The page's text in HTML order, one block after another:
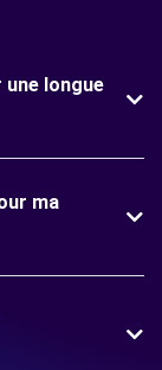
une longue
ma